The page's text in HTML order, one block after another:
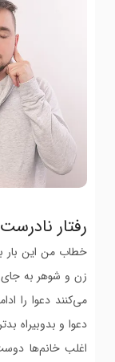
رفتار
خطاب من این بار
زن و شوهر به
می‌کنند دعوا را
دعوا و بدوبیراه
اغلب خانم‌ها